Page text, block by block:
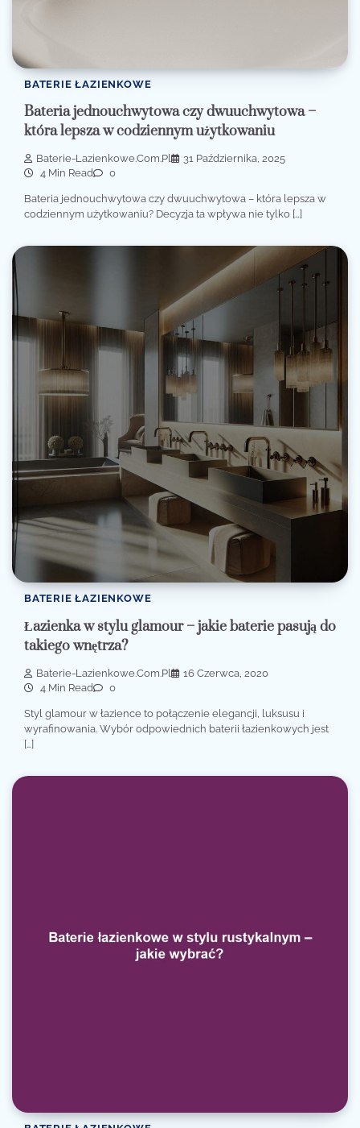
BATERIE ŁAZIENKOWE
Bateria jednouchwytowa czy dwuuchwytowa –
która lepsza w codziennym użytkowaniu
Baterie-Lazienkowe.com.pl
31 Października, 2025
4 Min Read
0
Bateria jednouchwytowa czy dwuuchwytowa – która lepsza w
codziennym użytkowaniu? Decyzja ta wpływa nie tylko […]
BATERIE ŁAZIENKOWE
Łazienka w stylu glamour – jakie baterie pasują do
takiego wnętrza?
Baterie-Lazienkowe.com.pl
16 Czerwca, 2020
4 Min Read
0
Styl glamour w łazience to połączenie elegancji, luksusu i
wyrafinowania. Wybór odpowiednich baterii łazienkowych jest
[…]